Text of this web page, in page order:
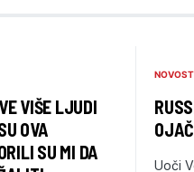
VIŠE LJUDI
OVA
SU MI DA
Uoči